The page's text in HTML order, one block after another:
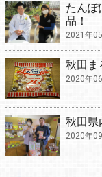
たん
品！
2021年
秋田ま
2020年
秋田県
2020年